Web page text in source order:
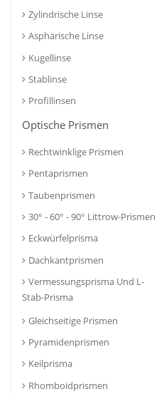
Zylindrische Linse
Asphärische Linse
Kugellinse
Stablinse
Profillinsen
Optische Prismen
Rechtwinklige Prismen
Pentaprismen
Taubenprismen
30° - 60° - 90° Littrow-Prismen
Eckwürfelprisma
Dachkantprismen
Vermessungsprisma Und L-
Stab-Prisma
Gleichseitige Prismen
Pyramidenprismen
Keilprisma
Rhomboidprismen